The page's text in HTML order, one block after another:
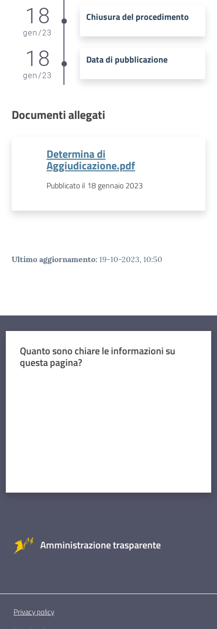
18
gen/23
Chiusura del procedimento
18
gen/23
Data di pubblicazione
Documenti allegati
Determina di
Aggiudicazione.pdf
Pubblicato il 18 gennaio 2023
Ultimo aggiornamento: 19-10-2023, 10:50
Quanto sono chiare le informazioni su
questa pagina?
Amministrazione trasparente
Privacy policy